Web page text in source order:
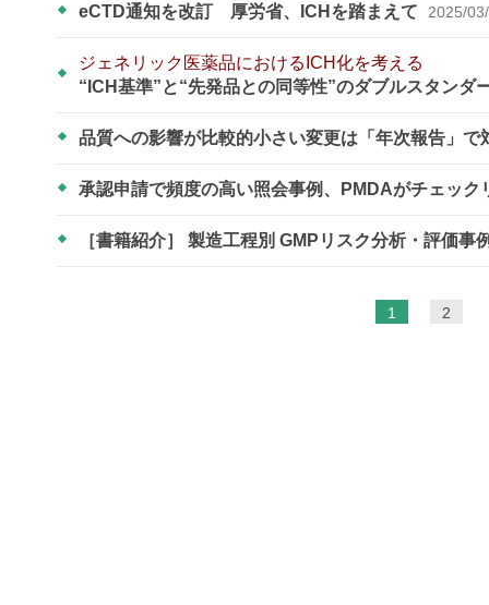
eCTD通知を改訂 厚労省、ICHを踏まえて 2025/
ジェネリック医薬品におけるICH化を考える
“ICH基準”と“先発品との同等性”のダブルスタン
品質への影響が比較的小さい変更は「年次報告」
承認申請で頻度の高い照会事例、PMDAがチェック
［書籍紹介］ 製造工程別 GMPリスク分析・評価
1 2